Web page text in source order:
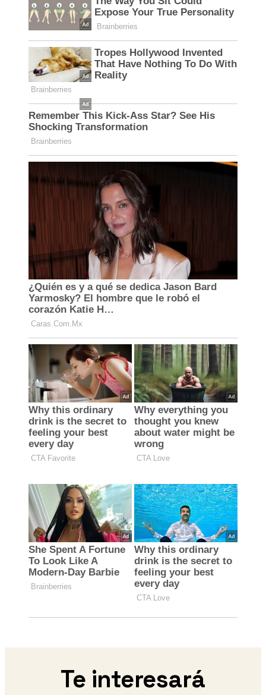
Te interesará